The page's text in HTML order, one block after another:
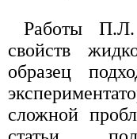
Работы
свойств
образец
сложной